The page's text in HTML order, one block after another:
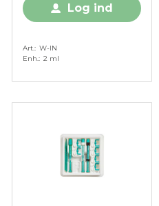
Log ind
Art.
W-IN
Enh.
2 ml